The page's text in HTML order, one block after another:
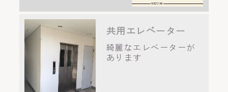
共用エレベーター
綺麗なエレベーターが
あります